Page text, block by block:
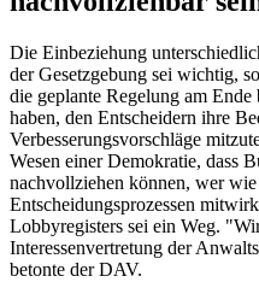
Die Einbeziehung
der Gesetzgebung sei wichtig,
die geplante Regelung am
haben, den Entscheidern ihre
Verbesserungsvorschläge
Wesen einer Demokratie, dass
nachvollziehen können, wer
Entscheidungsprozessen
Lobbyregisters sei ein Weg.
Interessenvertretung der
betonte der DAV.